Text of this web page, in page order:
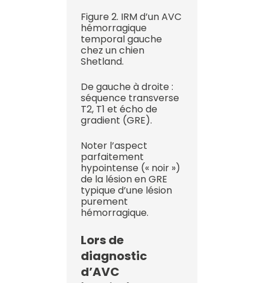
Figure 2. IRM d’un AVC
hémorragique
temporal gauche
chez un chien
Shetland.
De gauche à droite :
séquence transverse
T2, T1 et écho de
gradient (GRE).
Noter l’aspect
parfaitement
hypointense (« noir »)
de la lésion en GRE
typique d’une lésion
purement
hémorragique.
Lors de
diagnostic
d’AVC